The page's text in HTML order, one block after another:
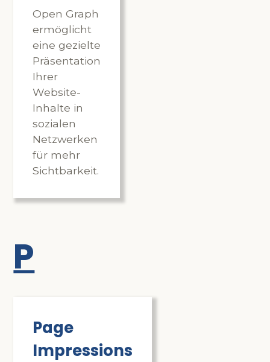
Open Graph
ermöglicht
eine gezielte
Präsentation
Ihrer
Website-
Inhalte in
sozialen
Netzwerken
für mehr
Sichtbarkeit.
P
Page
Impressions